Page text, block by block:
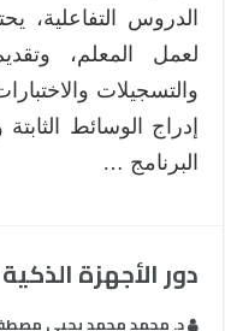
الدروس التفاعلية،
لعمل المعلم،
والتسجيلات
إدراج الوسائط
البرنامج …
دور الأجهزة
د. محمد محمد يحيى